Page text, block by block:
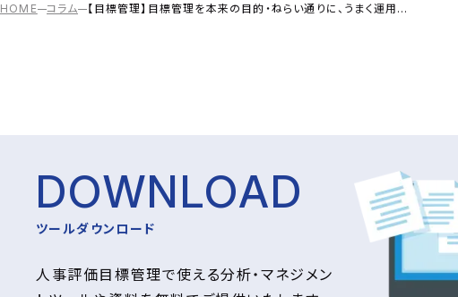
HOME コラム 【目標管理】目標管理を本来の目的・ねらい通りに、うまく運用できていますか？
DOWNLOAD
ツールダウンロード
人事評価目標管理で使える分析・マネジメン